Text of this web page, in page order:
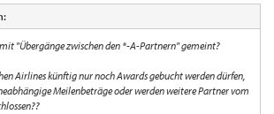
"Übergänge zwischen den *-A-Partnern" gemeint?
Airlines künftig nur noch Awards gebucht werden dürfen,
Meilenbeträge oder werden weitere Partner vom